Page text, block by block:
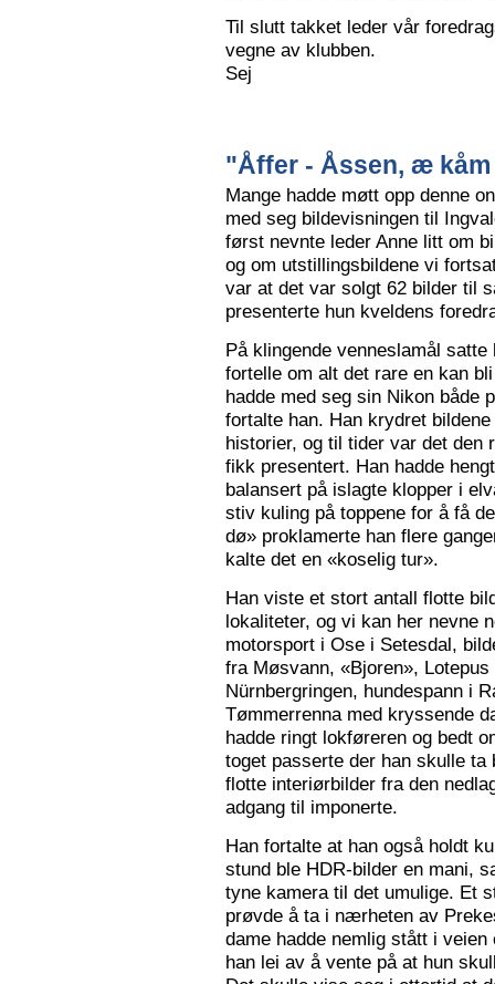
Til slutt takket leder vår
vegne av klubben.
Sej
"Åffer - Åssen, æ
Mange hadde møtt opp denne
med seg bildevisningen til
først nevnte leder Anne litt om
og om utstillingsbildene vi
var at det var solgt 62 bilder til
presenterte hun kveldens
På klingende venneslamål
fortelle om alt det rare en kan
hadde med seg sin Nikon både
fortalte han. Han krydret
historier, og til tider var det den
fikk presentert. Han hadde
balansert på islagte klopper i
stiv kuling på toppene for å få
dø» proklamerte han flere
kalte det en «koselig tur».
Han viste et stort antall flotte
lokaliteter, og vi kan her nevne
motorsport i Ose i Setesdal,
fra Møsvann, «Bjoren»,
Nürnbergringen, hundespann i
Tømmerrenna med kryssende
hadde ringt lokføreren og bedt
toget passerte der han skulle
flotte interiørbilder fra den
adgang til imponerte.
Han fortalte at han også holdt
stund ble HDR-bilder en mani,
tyne kamera til det umulige. Et
prøvde å ta i nærheten av
dame hadde nemlig stått i
han lei av å vente på at hun